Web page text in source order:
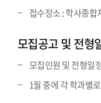
접수장소 : 학사종
모집공고 및 전형
모집인원 및 전형일
1월 중에 각 학과별